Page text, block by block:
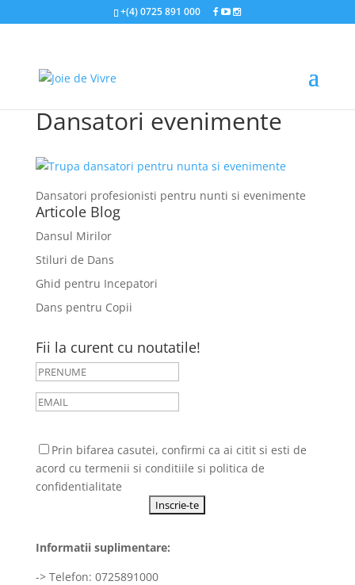
+(4) 0725 891 000
Dansatori evenimente
Dansatori profesionisti pentru nunti si evenimente
Articole Blog
Dansul Mirilor
Stiluri de Dans
Ghid pentru Incepatori
Dans pentru Copii
Fii la curent cu noutatile!
Prin bifarea casutei, confirmi ca ai citit si esti de
acord cu termenii si conditiile si politica de
confidentialitate
Informatii suplimentare:
-> Telefon: 0725891000